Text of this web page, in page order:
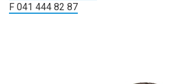
F 041 444 82 87